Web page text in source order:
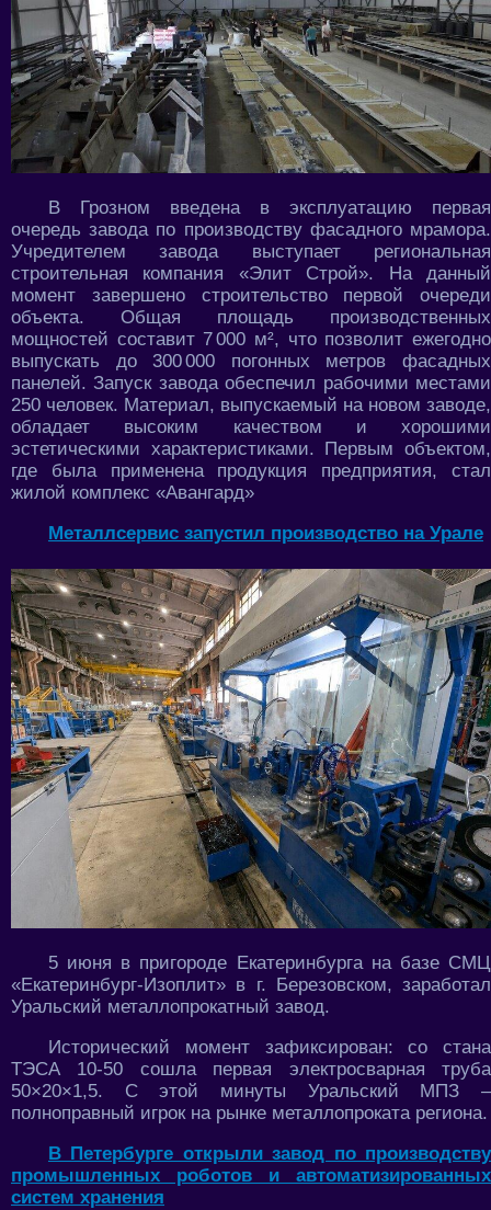
В Грозном введена в эксплуатацию первая
очередь завода по производству фасадного мрамора.
Учредителем завода выступает региональная
строительная компания «Элит Строй». На данный
момент завершено строительство первой очереди
объекта. Общая площадь производственных
мощностей составит 7 000 м², что позволит ежегодно
выпускать до 300 000 погонных метров фасадных
панелей. Запуск завода обеспечил рабочими местами
250 человек. Материал, выпускаемый на новом заводе,
обладает высоким качеством и хорошими
эстетическими характеристиками. Первым объектом,
где была применена продукция предприятия, стал
жилой комплекс «Авангард»
Металлсервис запустил производство на Урале
5 июня в пригороде Екатеринбурга на базе СМЦ
«Екатеринбург-Изоплит» в г. Березовском, заработал
Уральский металлопрокатный завод.
Исторический момент зафиксирован: со стана
ТЭСА 10-50 сошла первая электросварная труба
50×20×1,5. С этой минуты Уральский МПЗ –
полноправный игрок на рынке металлопроката региона.
В Петербурге открыли завод по производству
промышленных роботов и автоматизированных
систем хранения